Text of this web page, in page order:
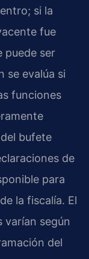
si la
fue
puede ser
se evalúa si
funciones
bufete
de
para
la fiscalía. El
varían según
del